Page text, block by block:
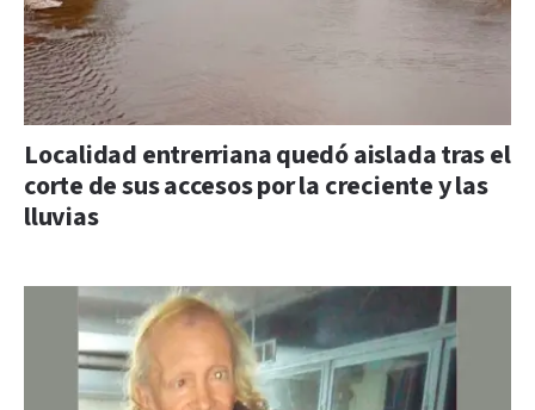
Localidad entrerriana quedó aislada tras el
corte de sus accesos por la creciente y las
lluvias